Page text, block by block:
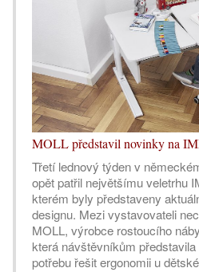
MOLL představil novinky na
Třetí lednový týden v
opět patřil největšímu veletrhu
kterém byly představeny
designu. Mezi vystavovateli
MOLL, výrobce rostoucího
která návštěvníkům
potřebu řešit ergonomii u